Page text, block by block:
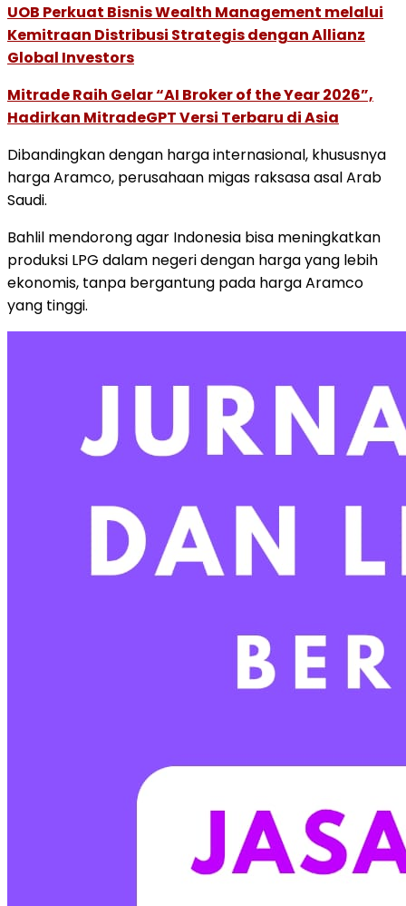
UOB Perkuat Bisnis Wealth Management melalui
Kemitraan Distribusi Strategis dengan Allianz
Global Investors
Mitrade Raih Gelar “AI Broker of the Year 2026”,
Hadirkan MitradeGPT Versi Terbaru di Asia
Dibandingkan dengan harga internasional, khususnya
harga Aramco, perusahaan migas raksasa asal Arab
Saudi.
Bahlil mendorong agar Indonesia bisa meningkatkan
produksi LPG dalam negeri dengan harga yang lebih
ekonomis, tanpa bergantung pada harga Aramco
yang tinggi.